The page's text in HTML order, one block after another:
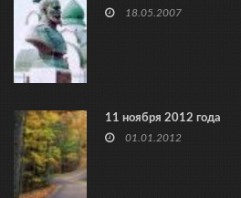
18.05.2007
11 ноября 2012 года
01.01.2012